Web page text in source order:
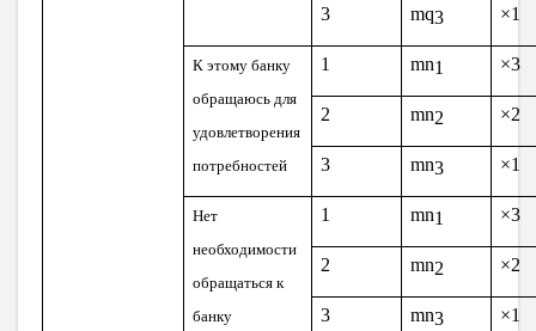
3 mq3 ×1
К этому банку
обращаюсь для
удовлетворения
потребностей
1 mn1 ×3
2 mn2 ×2
3 mn3 ×1
Нет
необходимости
обращаться к
банку
1 mn1 ×3
2 mn2 ×2
3 mn3 ×1